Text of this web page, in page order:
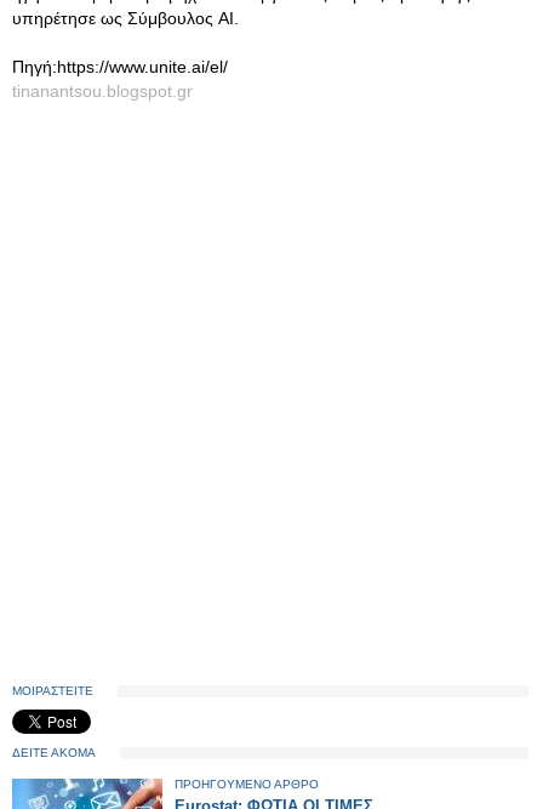
υπηρέτησε ως Σύμβουλος AI.
Πηγή:https://www.unite.ai/el/
tinanantsou.blogspot.gr
ΜΟΙΡΑΣΤΕΙΤΕ
ΔΕΙΤΕ ΑΚΟΜΑ
ΠΡΟΗΓΟΥΜΕΝΟ ΑΡΘΡΟ